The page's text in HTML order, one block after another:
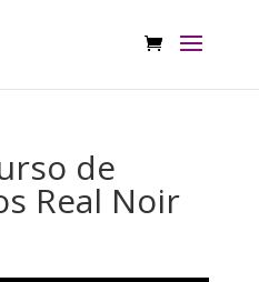
de
Real Noir